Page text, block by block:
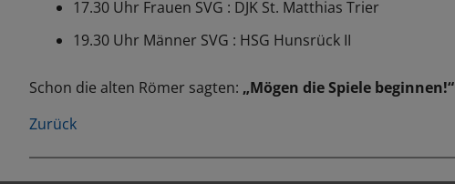
17.30 Uhr Frauen SVG : DJK St. Matthias Trier
19.30 Uhr Männer SVG : HSG Hunsrück II
Schon die alten Römer sagten: „Mögen die Spiele beginnen!“
Zurück